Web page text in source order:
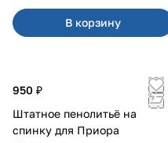
В корзину
950 ₽
Штатное пенолитьё на
спинку для Приора